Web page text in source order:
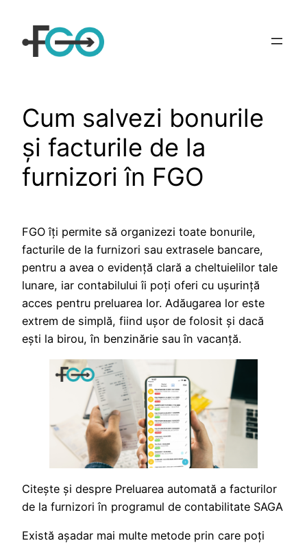
conținut
Cum salvezi bonurile
și facturile de la
furnizori în FGO
FGO îți permite să organizezi toate bonurile,
facturile de la furnizori sau extrasele bancare,
pentru a avea o evidenţă clară a cheltuielilor tale
lunare, iar contabilului îi poţi oferi cu ușurinţă
acces pentru preluarea lor. Adăugarea lor este
extrem de simplă, fiind ușor de folosit și dacă
ești la birou, în benzinărie sau în vacanță.
Citeşte şi despre Preluarea automată a facturilor
de la furnizori în programul de contabilitate SAGA
Există așadar mai multe metode prin care poți